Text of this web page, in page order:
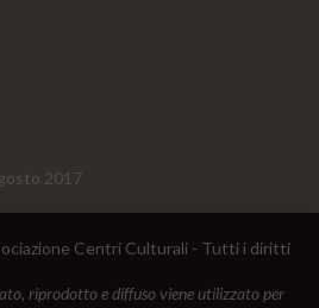
2017
Centri Culturali - Tutti i diritti
riprodotto e diffuso viene utilizzato per